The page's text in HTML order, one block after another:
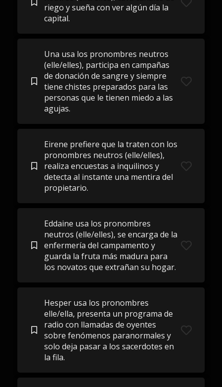
riego y sueña con ver algún día la
capital.
Una usa los pronombres neutros
(elle/elles), participa en campañas
de donación de sangre y siempre
tiene chistes preparados para las
personas que le tienen miedo a las
agujas.
Eirene prefiere que la traten con los
pronombres neutros (elle/elles),
realiza encuestas a inquilinos y
detecta al instante una mentira del
propietario.
Eddaine usa los pronombres
neutros (elle/elles), se encarga de la
enfermería del campamento y
guarda la fruta más madura para
los novatos que extrañan su hogar.
Hesper usa los pronombres
elle/ella, presenta un programa de
radio con llamadas de oyentes
sobre fenómenos paranormales y
solo deja pasar a los sacerdotes en
la fila.